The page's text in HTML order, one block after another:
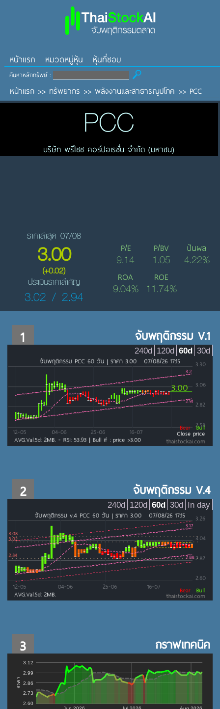
หน้าแรก หมวดหมู่หุ้น หุ้นที่ชอบ
ค้นหาหลักทรัพย์ :
หน้าแรก >> ทรัพยากร >> พลังงานและสาธารณูปโภค >> PCC
PCC
บริษัท พรีไซซ คอร์ปอเรชั่น จำกัด (มหาชน)
ราคาล่าสุด 07/08
3.00
(+0.02)
ประเมินราคาสำคัญ
3.02 / 2.94
P/E
9.14
P/BV
1.05
ปันผล
4.22%
ROA
9.04%
ROE
11.74%
1 จับพฤติกรรม V.1
30d
60d
120d
240d
2 จับพฤติกรรม V.4
In day
30d
60d
120d
240d
3 กราฟเทคนิค
Jun 2026 Jul 2026 Aug 2026
2.60
2.73
2.86
2.99
3.12
ราคา